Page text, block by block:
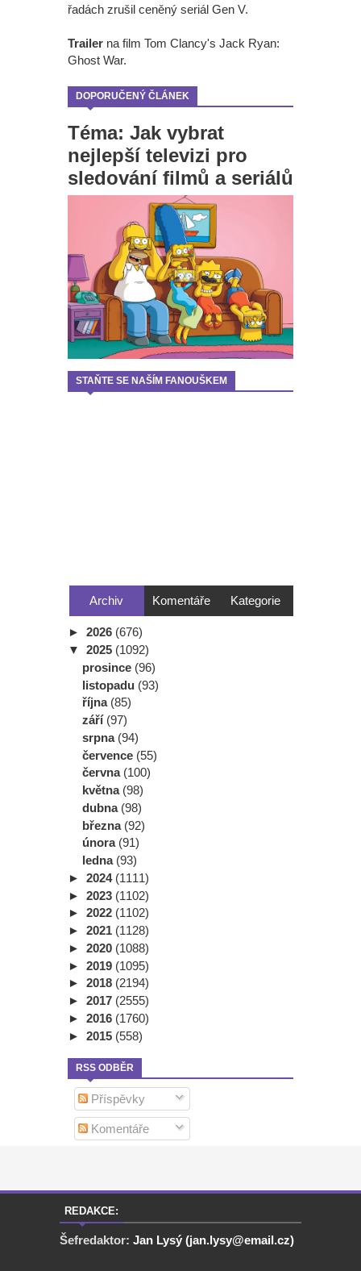
řadách zrušil ceněný seriál Gen V.
Trailer na film Tom Clancy's Jack Ryan:
Ghost War.
DOPORUČENÝ ČLÁNEK
Téma: Jak vybrat
nejlepší televizi pro
sledování filmů a seriálů
STAŇTE SE NAŠÍM FANOUŠKEM
Archiv Komentáře Kategorie
► 2026 (676)
▼ 2025 (1092)
prosince (96)
listopadu (93)
října (85)
září (97)
srpna (94)
července (55)
června (100)
května (98)
dubna (98)
března (92)
února (91)
ledna (93)
► 2024 (1111)
► 2023 (1102)
► 2022 (1102)
► 2021 (1128)
► 2020 (1088)
► 2019 (1095)
► 2018 (2194)
► 2017 (2555)
► 2016 (1760)
► 2015 (558)
RSS ODBĚR
Příspěvky
Komentáře
REDAKCE:
Šefredaktor: Jan Lysý (jan.lysy@email.cz)